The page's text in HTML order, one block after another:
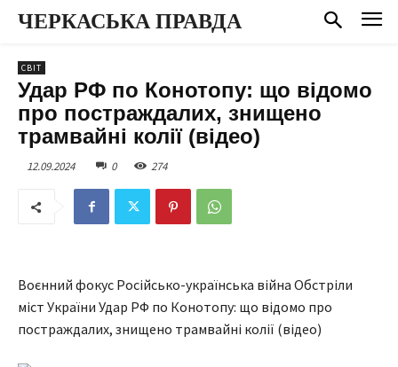
ЧЕРКАСЬКА ПРАВДА
СВІТ
Удар РФ по Конотопу: що відомо
про постраждалих, знищено
трамвайні колії (відео)
12.09.2024 0 274
Воєнний фокус Російсько-українська війна Обстріли
міст України Удар РФ по Конотопу: що відомо про
постраждалих, знищено трамвайні колії (відео)